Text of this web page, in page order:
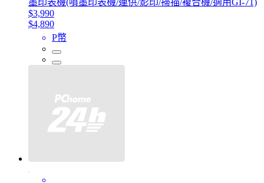
墨印表機(噴墨印表機/連供/影印/掃描/複合機/適用GI-71)
$3,990
$4,890
P幣